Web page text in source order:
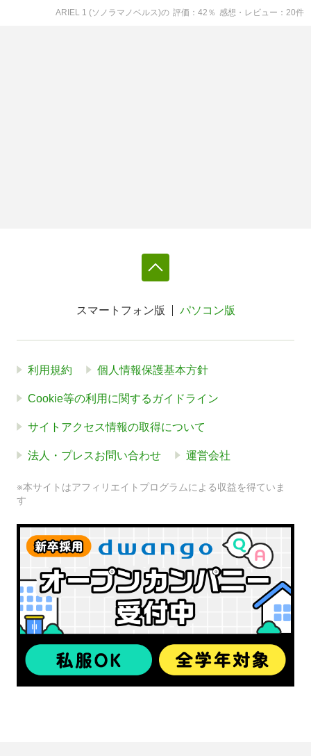
ARIEL 1 (ソノラマノベルス)の 評価 42 ％ 感想・レビュー 20件
スマートフォン版 パソコン版
利用規約 個人情報保護基本方針
Cookie等の利用に関するガイドライン
サイトアクセス情報の取得について
法人・プレスお問い合わせ 運営会社
※本サイトはアフィリエイトプログラムによる収益を得ていま
す